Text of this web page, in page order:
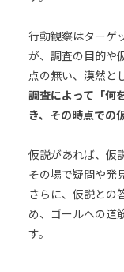
行動観察はターゲ
が、調査の目的や
点の無い、漠然と
調査によって「何
き、その時点での
仮説があれば、仮
その場で疑問や発
さらに、仮説との
め、ゴールへの道
す。